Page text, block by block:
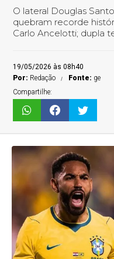
O lateral Douglas
quebram recorde
Carlo Ancelotti; dupla
19/05/2026 às 08h40
Por: Redação Fonte: ge
Compartilhe: